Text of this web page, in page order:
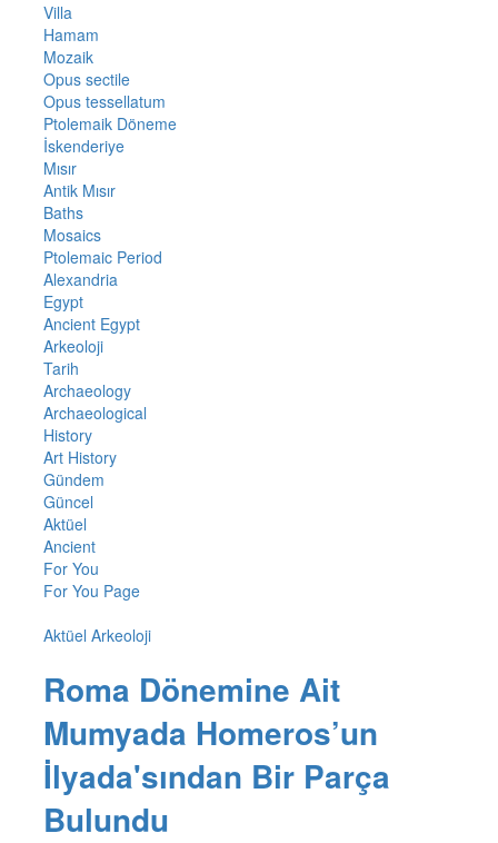
Villa
Hamam
Mozaik
Opus sectile
Opus tessellatum
Ptolemaik Döneme
İskenderiye
Mısır
Antik Mısır
Baths
Mosaics
Ptolemaic Period
Alexandria
Egypt
Ancient Egypt
Arkeoloji
Tarih
Archaeology
Archaeological
History
Art History
Gündem
Güncel
Aktüel
Ancient
For You
For You Page
Aktüel Arkeoloji
Roma Dönemine Ait
Mumyada Homeros’un
İlyada'sından Bir Parça
Bulundu